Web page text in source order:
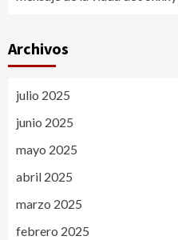
Archivos
julio 2025
junio 2025
mayo 2025
abril 2025
marzo 2025
febrero 2025